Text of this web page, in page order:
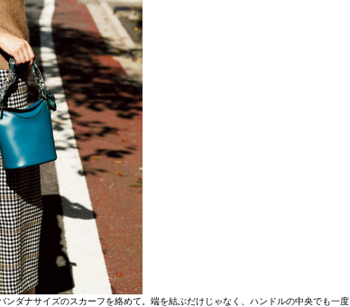
ダナサイズのスカーフを絡めて。端を結ぶだけじゃなく、ハンドルの中央でも一度